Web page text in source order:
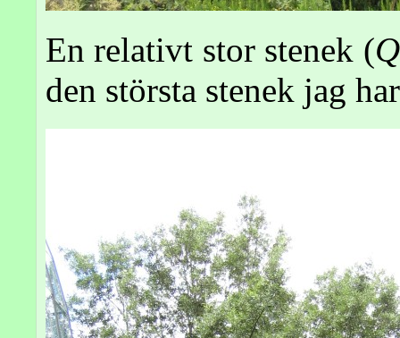
En relativt stor stenek (
den största stenek jag